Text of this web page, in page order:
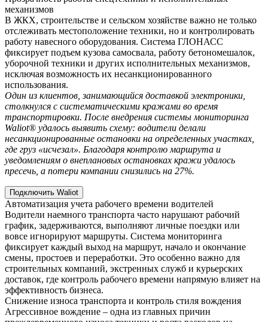
механизмов
В ЖКХ, строительстве и сельском хозяйстве важно не только
отслеживать местоположение техники, но и контролировать
работу навесного оборудования. Система ГЛОНАСС
фиксирует подъем кузова самосвала, работу бетономешалок,
уборочной техники и других исполнительных механизмов,
исключая возможность их несанкционированного
использования.
Один из клиентов, занимающийся доставкой электроники,
столкнулся с систематическими кражами во время
транспортировки. После внедрения системы мониторинга
Waliot® удалось выявить схему: водители делали
несанкционированные остановки на определенных участках,
где груз «исчезал». Благодаря контролю маршрута и
уведомлениям о внеплановых остановках кражи удалось
пресечь, а потери компании снизились на 27%.
Подключить Waliot
Автоматизация учета рабочего времени водителей
Водители наемного транспорта часто нарушают рабочий
график, задерживаются, выполняют личные поездки или
вовсе игнорируют маршруты. Система мониторинга
фиксирует каждый выход на маршрут, начало и окончание
смены, простоев и переработки. Это особенно важно для
строительных компаний, экстренных служб и курьерских
доставок, где контроль рабочего времени напрямую влияет на
эффективность бизнеса.
Снижение износа транспорта и контроль стиля вождения
Агрессивное вождение – одна из главных причин